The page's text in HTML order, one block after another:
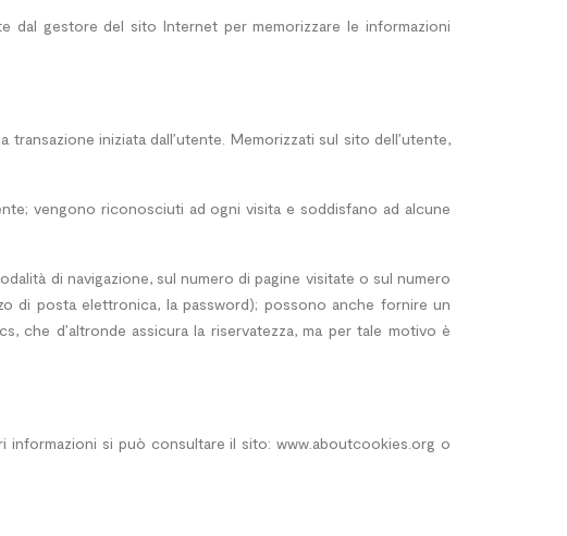
dal gestore del sito Internet per memorizzare le informazioni
iniziata dall’utente. Memorizzati sul sito dell’utente,
vengono riconosciuti ad ogni visita e soddisfano ad alcune
di navigazione, sul numero di pagine visitate o sul numero
di posta elettronica, la password); possono anche fornire un
che d’altronde assicura la riservatezza, ma per tale motivo è
si può consultare il sito: www.aboutcookies.org o